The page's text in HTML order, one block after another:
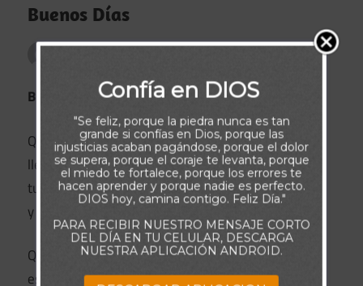
Buenos Días
Publicado poradmin
Buenos días
Que este nuevo amanecer
llene tu alma de paz,
tu mente de claridad
y tu corazón de gratitud.
Que cada paso que des hoy
esté guiado por la luz de Dios
Confía en DIOS
"Se feliz, porque la piedra nunca es tan
grande si confías en Dios, porque las
injusticias acaban pagándose, porque el dolor
se supera, porque el coraje te levanta, porque
el miedo te fortalece, porque los errores te
hacen aprender y porque nadie es perfecto.
DIOS hoy, camina contigo. Feliz Día."
PARA RECIBIR NUESTRO MENSAJE CORTO
DEL DÍA EN TU CELULAR, DESCARGA
NUESTRA APLICACIÓN ANDROID.